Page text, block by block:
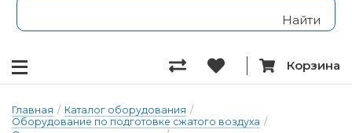
Корзина
Главная / Каталог оборудования /
Оборудование по подготовке сжатого воздуха /